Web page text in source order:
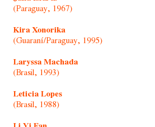
(Paraguay, 1967)
Kira Xonorika
(Guaraní/Paraguay, 1995)
Laryssa Machada
(Brasil, 1993)
Leticia Lopes
(Brasil, 1988)